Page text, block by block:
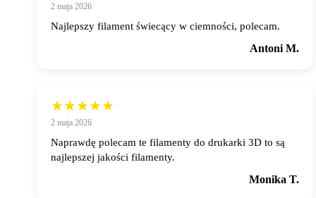
2 maja 2026
Najlepszy filament świecący w ciemności, polecam.
Antoni M.
★★★★★
2 maja 2026
Naprawdę polecam te filamenty do drukarki 3D to są
najlepszej jakości filamenty.
Monika T.